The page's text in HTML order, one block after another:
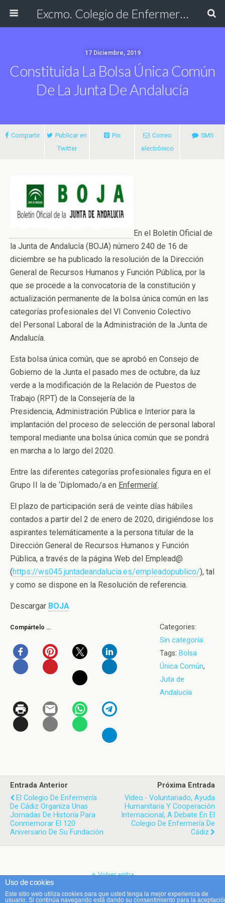
Excmo. Colegio de Enfermería de Cádiz
17 Diciembre, 2019
Constituida La Bolsa Única Común
De La Junta De Andalucía
Compartir
Publicar en
Twitter
Pin
Correo
electrónico
SMS
En el Boletín Oficial de
la Junta de Andalucía (BOJA) número 240 de 16 de
diciembre se ha publicado la resolución de la Dirección
General de Recursos Humanos y Función Pública, por la
que se procede a la convocatoria de la constitución y
actualización permanente de la bolsa única común en las
categorías profesionales del VI Convenio Colectivo
del Personal Laboral de la Administración de la Junta de
Andalucía.
Esta bolsa única común, que se aprobó en Consejo de
Gobierno de la Junta el pasado mes de octubre, da luz
verde a la modificación de la Relación de Puestos de
Trabajo (RPT) de la Consejería de la
Presidencia, Administración Pública e Interior para la
implantación del proceso de selección de personal laboral
temporal mediante una bolsa única común que se pondrá
en marcha a lo largo del 2020.
Entre las diferentes categorías profesionales figura en el
Grupo II la de ‘Diplomado/a en Enfermería’.
El plazo de participación será de veinte días hábiles
contados a partir del 2 de enero de 2020, dirigiéndose los
aspirantes telemáticamente a la persona titular de la
Dirección General de Recursos Humanos y Función
Pública, a través de la página Web del Emplead@
(https://ws045.juntadeandalucia.es/empleadopublico/), tal
y como se dispone en la Resolución de referencia.
Descargar BOJA
Compártelo …
Categories:
Sin categoría
Tags: Bolsa
Única Común,
Juta de
Andalucía
Entrada Anterior
El Colegio De Enfermería
De Cádiz Organiza Unas
Jornadas De Historia Para
Conmemorar El 120
Aniversario De Su Fundación
Próxima Entrada
Video.- Voluntariado, Ayuda
Humanitaria Y Cooperación
Internacional, A Debate En El
Colegio De Enfermería De
Cádiz
Volver arriba
Móvil Escritorio
Uso de cookies
Este sitio web utiliza cookies para que usted tenga la mejor experiencia de
usuario. Si continúa navegando está dando su consentimiento para la